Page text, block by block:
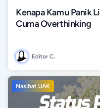
Kenapa Kamu Panik
Cuma Overthinking
Editor C.
Nasihat UAK